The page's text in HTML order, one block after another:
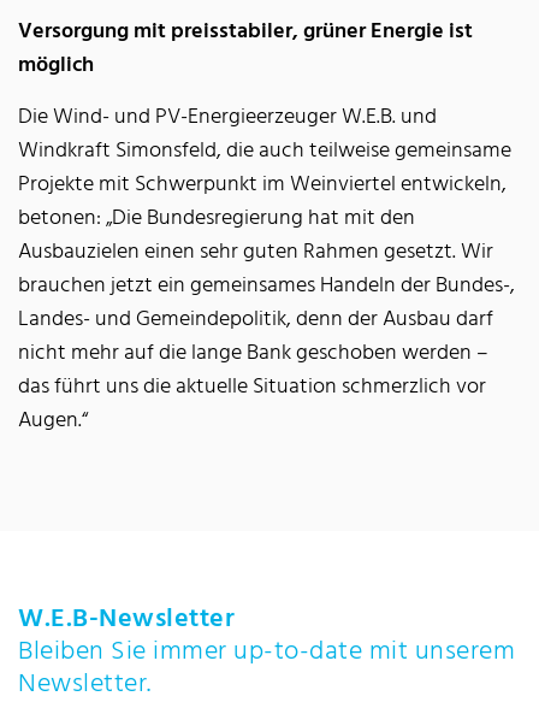
Versorgung mit preisstabiler, grüner Energie ist
möglich
Die Wind- und PV-Energieerzeuger W.E.B. und
Windkraft Simonsfeld, die auch teilweise gemeinsame
Projekte mit Schwerpunkt im Weinviertel entwickeln,
betonen: „Die Bundesregierung hat mit den
Ausbauzielen einen sehr guten Rahmen gesetzt. Wir
brauchen jetzt ein gemeinsames Handeln der Bundes-,
Landes- und Gemeindepolitik, denn der Ausbau darf
nicht mehr auf die lange Bank geschoben werden –
das führt uns die aktuelle Situation schmerzlich vor
Augen.“
W.E.B-Newsletter
Bleiben Sie immer up-to-date mit unserem
Newsletter.